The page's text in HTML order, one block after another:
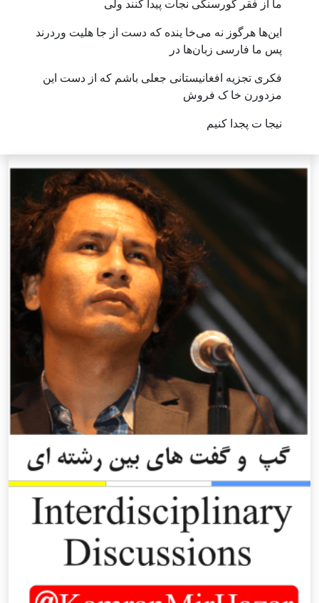
ما از فقر گورسنگی نجات پیدا کنند ولی‌
این‌ها هرگوز نه می‌‌خا ینده که دست از جا هلیت وردرند
پس ما فارسی زبان‌ها در
فکری تجزیه افغانیستانی جعلی باشم که از دست این
مزدورن خا ک فروش
نیجا ت پجدا کنیم